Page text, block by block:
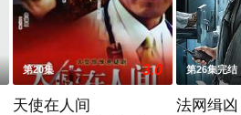
第20集 3.0
天使在人间
第26集完结
法网缉凶